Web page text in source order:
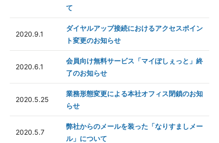
て
2020.9.1
ダイヤルアップ接続におけるアクセスポイン
ト変更のお知らせ
2020.6.1
会員向け無料サービス「マイぽしぇっと」終
了のお知らせ
2020.5.25
業務形態変更による本社オフィス閉鎖のお知
らせ
2020.5.7
弊社からのメールを装った「なりすましメー
ル」について